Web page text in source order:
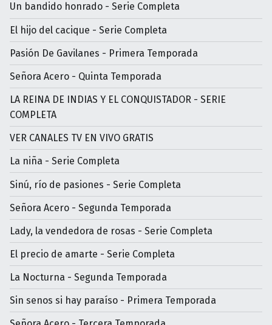
Un bandido honrado - Serie Completa
El hijo del cacique - Serie Completa
Pasión De Gavilanes - Primera Temporada
Señora Acero - Quinta Temporada
LA REINA DE INDIAS Y EL CONQUISTADOR - SERIE
COMPLETA
VER CANALES TV EN VIVO GRATIS
La niña - Serie Completa
Sinú, río de pasiones - Serie Completa
Señora Acero - Segunda Temporada
Lady, la vendedora de rosas - Serie Completa
El precio de amarte - Serie Completa
La Nocturna - Segunda Temporada
Sin senos si hay paraíso - Primera Temporada